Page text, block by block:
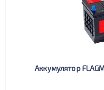
Аккумулятор